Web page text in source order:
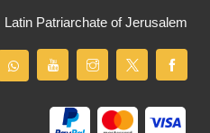
Latin Patriarchate of Jerusalem